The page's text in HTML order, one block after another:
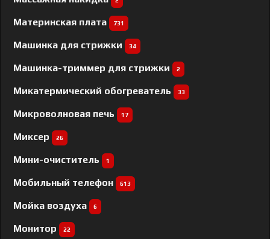
Материнская плата 731
Машинка для стрижки 34
Машинка-триммер для стрижки 2
Микатермический обогреватель 33
Микроволновая печь 17
Миксер 26
Мини-очиститель 1
Мобильный телефон 613
Мойка воздуха 6
Монитор 22